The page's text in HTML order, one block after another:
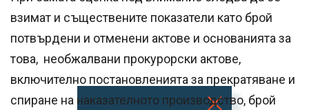
взимат и съществените показатели като брой
потвърдени и отменени актове и основанията за
това, необжалвани прокурорски актове,
включително постановленията за прекратяване и
спиране на наказателното производство, брой